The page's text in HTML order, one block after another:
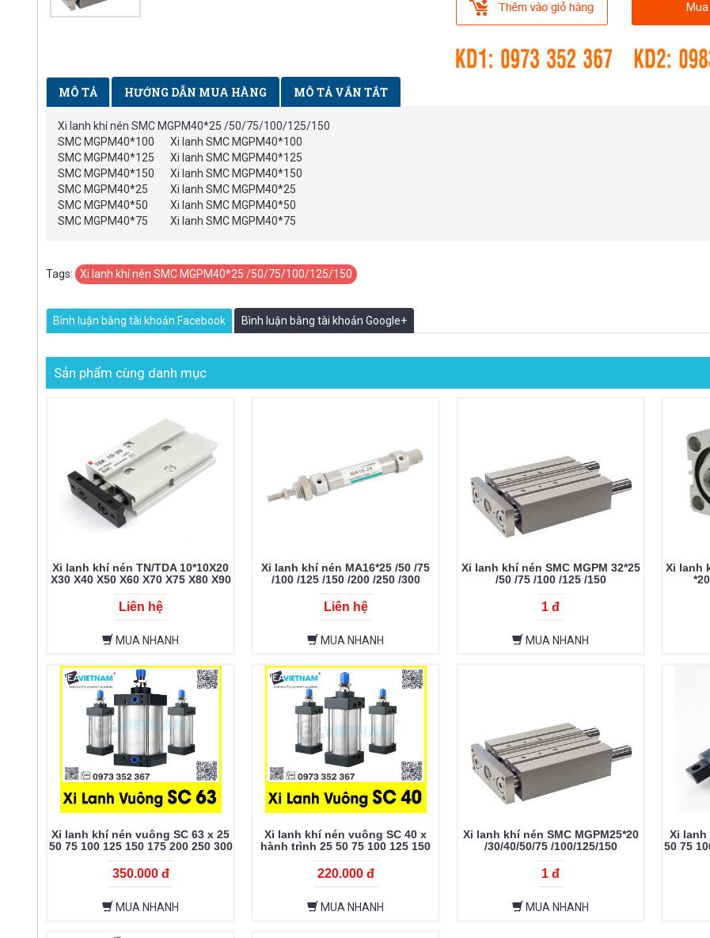
MÔ TẢ HƯỚNG DẪN MUA HÀNG MÔ TẢ VẮN TẮT
Xi lanh khí nén SMC MGPM40*25 /50/75/100/125/150
SMC MGPM40*100
Xi lanh SMC MGPM40*100
SMC MGPM40*125
Xi lanh SMC MGPM40*125
SMC MGPM40*150
Xi lanh SMC MGPM40*150
SMC MGPM40*25
Xi lanh SMC MGPM40*25
SMC MGPM40*50
Xi lanh SMC MGPM40*50
SMC MGPM40*75
Xi lanh SMC MGPM40*75
Tags: Xi lanh khí nén SMC MGPM40*25 /50/75/100/125/150
Bình luận bằng tài khoản Facebook Bình luận bằng tài khoản Google+
Sản phẩm cùng danh mục
Xi lanh khí nén TN/TDA 10*10X20
X30 X40 X50 X60 X70 X75 X80 X90
X100 X125-S
Liên hệ
MUA NHANH
Xi lanh khí nén MA16*25 /50 /75
/100 /125 /150 /200 /250 /300
Liên hệ
MUA NHANH
Xi lanh khí nén SMC MGPM 32*25
/50 /75 /100 /125 /150
1 đ
MUA NHANH
Xi lanh
Xi lanh khí nén vuông SC 63 x 25
50 75 100 125 150 175 200 250 300
400 500 600 700 800 900 1000
350.000 đ
MUA NHANH
Xi lanh khí nén vuông SC 40 x
hành trình 25 50 75 100 125 150
175 200 250 300 350 400 450 500
600 700 800 900 1000
220.000 đ
MUA NHANH
Xi lanh khí nén SMC MGPM25*20
/30/40/50/75 /100/125/150
1 đ
MUA NHANH
Xi lanh
50 75